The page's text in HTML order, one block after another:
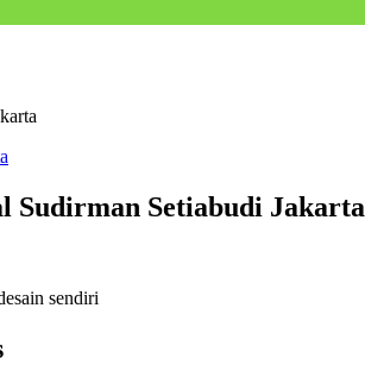
Sudirman Setiabudi Jakarta
sendiri